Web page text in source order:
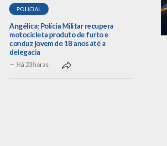
POLICIAL
Angélica: Polícia Militar recupera
motocicleta produto de furto e
conduz jovem de 18 anos até a
delegacia
Há 23 horas